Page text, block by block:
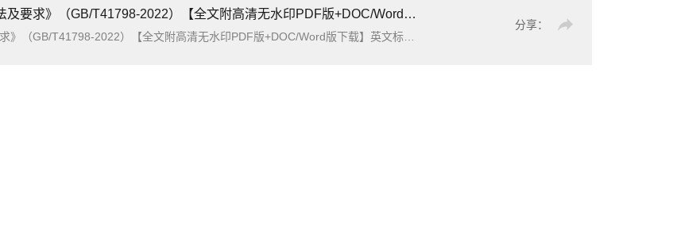
要求》（GB/T41798-2022）【全文附高清无水印PDF版+DOC/Word版下载】
全文附高清无水印PDF版+DOC/Word版下载】英文标准名称：Intelligent and connected vehicles-Track testing methods and requirements for automated
分享：